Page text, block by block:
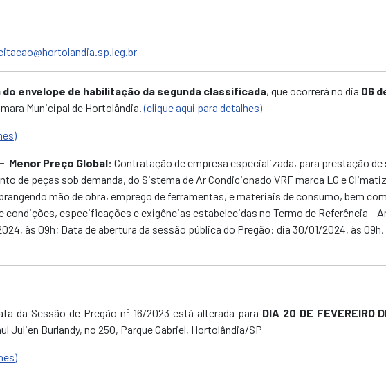
envelope de habilitação da segunda classificada, que ocorrerá no dia 06
Municipal de Hortolândia.(clique aqui para detalhes)
- Menor Preço Global: Contratação de empresa especializada, para prestação
de peças sob demanda, do Sistema de Ar Condicionado VRF marca LG e
mão de obra, emprego de ferramentas, e materiais de consumo, bem
condições, especificações e exigências estabelecidas no Termo de Referência –
às 09h; Data de abertura da sessão pública do Pregão: dia 30/01/2024, às 09h,
da Sessão de Pregão nº 16/2023 está alterada para DIA 20 DE FEVEREIRO
Julien Burlandy, no 250, Parque Gabriel, Hortolândia/SP